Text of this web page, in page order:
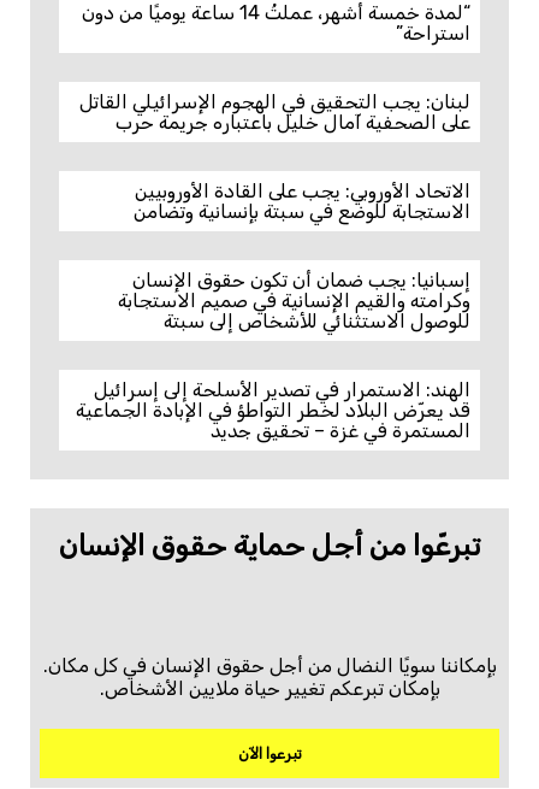
“لمدة خمسة أشهر، عملتُ 14 ساعة يوميًا من دون
استراحة”
لبنان: يجب التحقيق في الهجوم الإسرائيلي القاتل
على الصحفية آمال خليل باعتباره جريمة حرب
الاتحاد الأوروبي: يجب على القادة الأوروبيين
الاستجابة للوضع في سبتة بإنسانية وتضامن
إسبانيا: يجب ضمان أن تكون حقوق الإنسان
وكرامته والقيم الإنسانية في صميم الاستجابة
للوصول الاستثنائي للأشخاص إلى سبتة
الهند: الاستمرار في تصدير الأسلحة إلى إسرائيل
قد يعرّض البلاد لخطر التواطؤ في الإبادة الجماعية
المستمرة في غزة – تحقيق جديد
تبرعّوا من أجل حماية حقوق الإنسان
بإمكاننا سويًا النضال من أجل حقوق الإنسان في كل مكان.
بإمكان تبرعكم تغيير حياة ملايين الأشخاص.
تبرعوا الآن